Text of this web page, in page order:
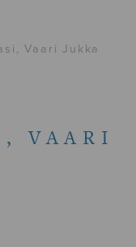
Vaari Jukka
VAARI